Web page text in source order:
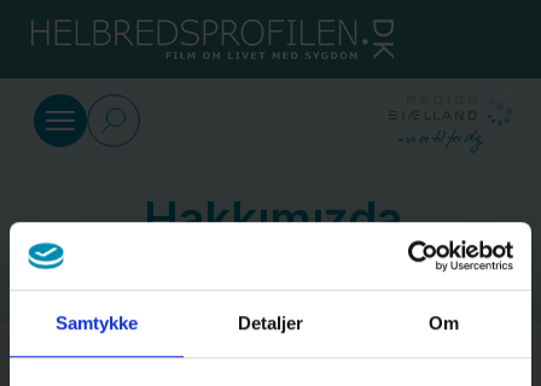
Samtykke Detaljer Om
SkipToMain.AriaLabel
Türkçe
Tanı
Hayat
tarzı
Temalar
Hakkımızda